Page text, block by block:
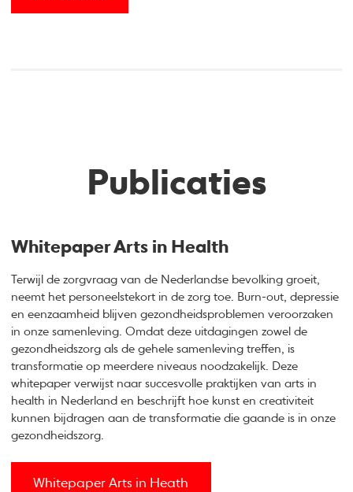
Publicaties
Whitepaper Arts in Health
Terwijl de zorgvraag van de Nederlandse bevolking groeit,
neemt het personeelstekort in de zorg toe. Burn-out, depressie
en eenzaamheid blijven gezondheidsproblemen veroorzaken
in onze samenleving. Omdat deze uitdagingen zowel de
gezondheidszorg als de gehele samenleving treffen, is
transformatie op meerdere niveaus noodzakelijk. Deze
whitepaper verwijst naar succesvolle praktijken van arts in
health in Nederland en beschrijft hoe kunst en creativiteit
kunnen bijdragen aan de transformatie die gaande is in onze
gezondheidszorg.
Whitepaper Arts in Heath